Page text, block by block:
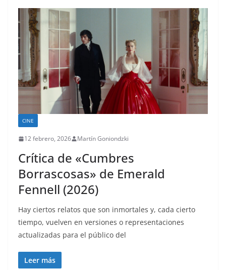
CINE
12 febrero, 2026 Martín Goniondzki
Crítica de «Cumbres
Borrascosas» de Emerald
Fennell (2026)
Hay ciertos relatos que son inmortales y, cada cierto
tiempo, vuelven en versiones o representaciones
actualizadas para el público del
Leer más